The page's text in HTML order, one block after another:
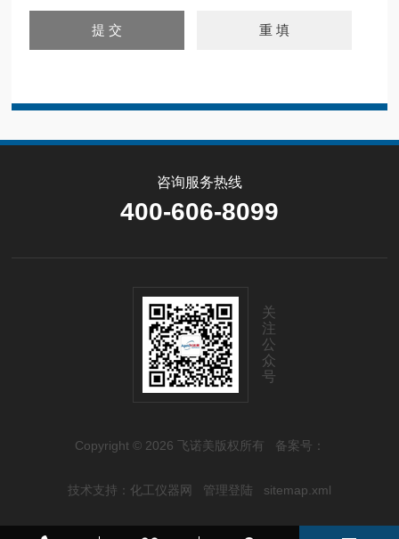
咨询服务热线
400-606-8099
关
注
公
众
号
Copyright © 2026 飞诺美版权所有 备案号：
技术支持： 化工仪器网 管理登陆 sitemap.xml